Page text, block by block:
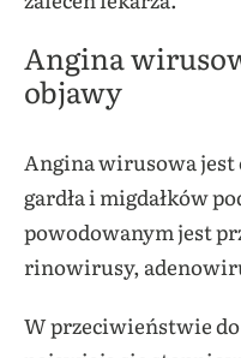
Angina
objawy
Angina wirusowa jest
gardła i migdałków
powodowanym jest
rinowirusy,
W przeciwieństwie